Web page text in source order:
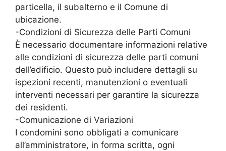
particella, il subalterno e il Comune di
ubicazione.
-Condizioni di Sicurezza delle Parti Comuni
È necessario documentare informazioni relative
alle condizioni di sicurezza delle parti comuni
dell’edificio. Questo può includere dettagli su
ispezioni recenti, manutenzioni o eventuali
interventi necessari per garantire la sicurezza
dei residenti.
-Comunicazione di Variazioni
I condomini sono obbligati a comunicare
all’amministratore, in forma scritta, ogni